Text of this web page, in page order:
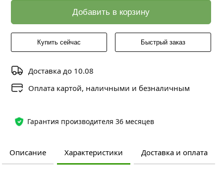
Гарантия производителя 36 месяцев
Добавить в корзину
Купить сейчас Быстрый заказ
Доставка до 10.08
Оплата картой, наличными и безналичным
Описание Характеристики Доставка и оплата